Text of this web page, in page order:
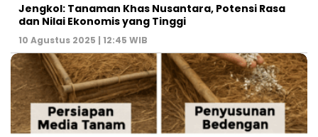
Jengkol: Tanaman Khas Nusantara, Potensi Rasa
dan Nilai Ekonomis yang Tinggi
10 Agustus 2025 | 12:45 WIB